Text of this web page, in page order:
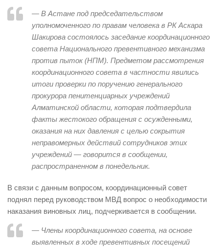
— В Астане под председательством
уполномоченного по правам человека в РК Аскара
Шакирова состоялось заседание координационного
совета Национального превентивного механизма
против пыток (НПМ). Предметом рассмотрения
координационного совета в частности явились
итоги проверки по поручению генерального
прокурора пенитенциарных учреждений
Алматинской области, которая подтвердила
факты жестокого обращения с осужденными,
оказания на них давления с целью сокрытия
неправомерных действий сотрудников этих
учреждений — говорится в сообщении,
распространенном в понедельник.
В связи с данным вопросом, координационный совет
поднял перед руководством МВД вопрос о необходимости
наказания виновных лиц, подчеркивается в сообщении.
— Члены координационного совета, на основе
выявленных в ходе превентивных посещений